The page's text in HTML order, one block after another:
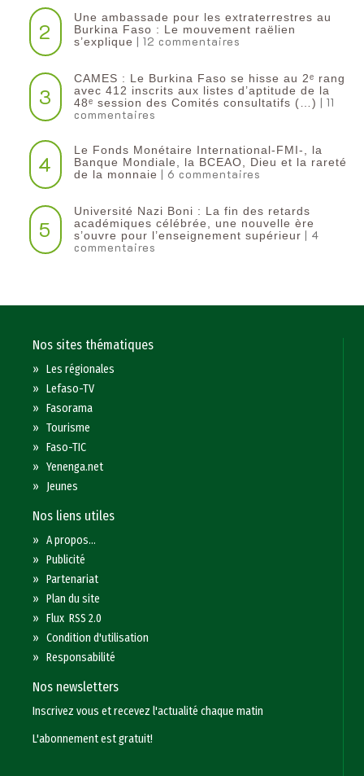
2
Une ambassade pour les extraterrestres au
Burkina Faso : Le mouvement raëlien
s’explique | 12 commentaires
3
CAMES : Le Burkina Faso se hisse au 2ᵉ rang
avec 412 inscrits aux listes d’aptitude de la
48ᵉ session des Comités consultatifs (…) | 11
commentaires
4
Le Fonds Monétaire International-FMI-, la
Banque Mondiale, la BCEAO, Dieu et la rareté
de la monnaie | 6 commentaires
5
Université Nazi Boni : La fin des retards
académiques célébrée, une nouvelle ère
s’ouvre pour l’enseignement supérieur | 4
commentaires
Nos sites thématiques
»Les régionales
»Lefaso-TV
»Fasorama
»Tourisme
»Faso-TIC
»Yenenga.net
» Jeunes
Nos liens utiles
»A propos...
»Publicité
»Partenariat
»Plan du site
»Flux RSS 2.0
»Condition d'utilisation
»Responsabilité
Nos newsletters
Inscrivez vous et recevez l'actualité chaque matin
L'abonnement est gratuit!